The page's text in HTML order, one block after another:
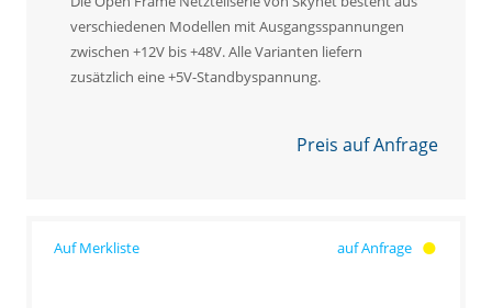
verschiedenen Modellen mit Ausgangsspannungen
zwischen +12V bis +48V. Alle Varianten liefern
zusätzlich eine +5V-Standbyspannung.
Preis auf Anfrage
auf Anfrage